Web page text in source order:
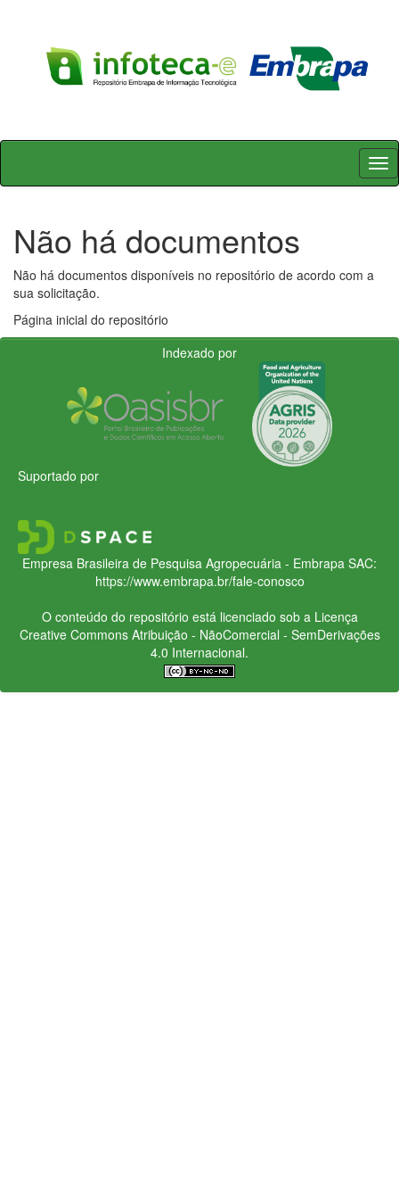
Skip
Não há documentos
Não há documentos disponíveis no repositório de acordo com a
sua solicitação.
Página inicial do repositório
Indexado por
Suportado por
Empresa Brasileira de Pesquisa Agropecuária - Embrapa SAC:
https://www.embrapa.br/fale-conosco
O conteúdo do repositório está licenciado sob a Licença
Creative CommonsAtribuição - NãoComercial - SemDerivações
4.0 Internacional.